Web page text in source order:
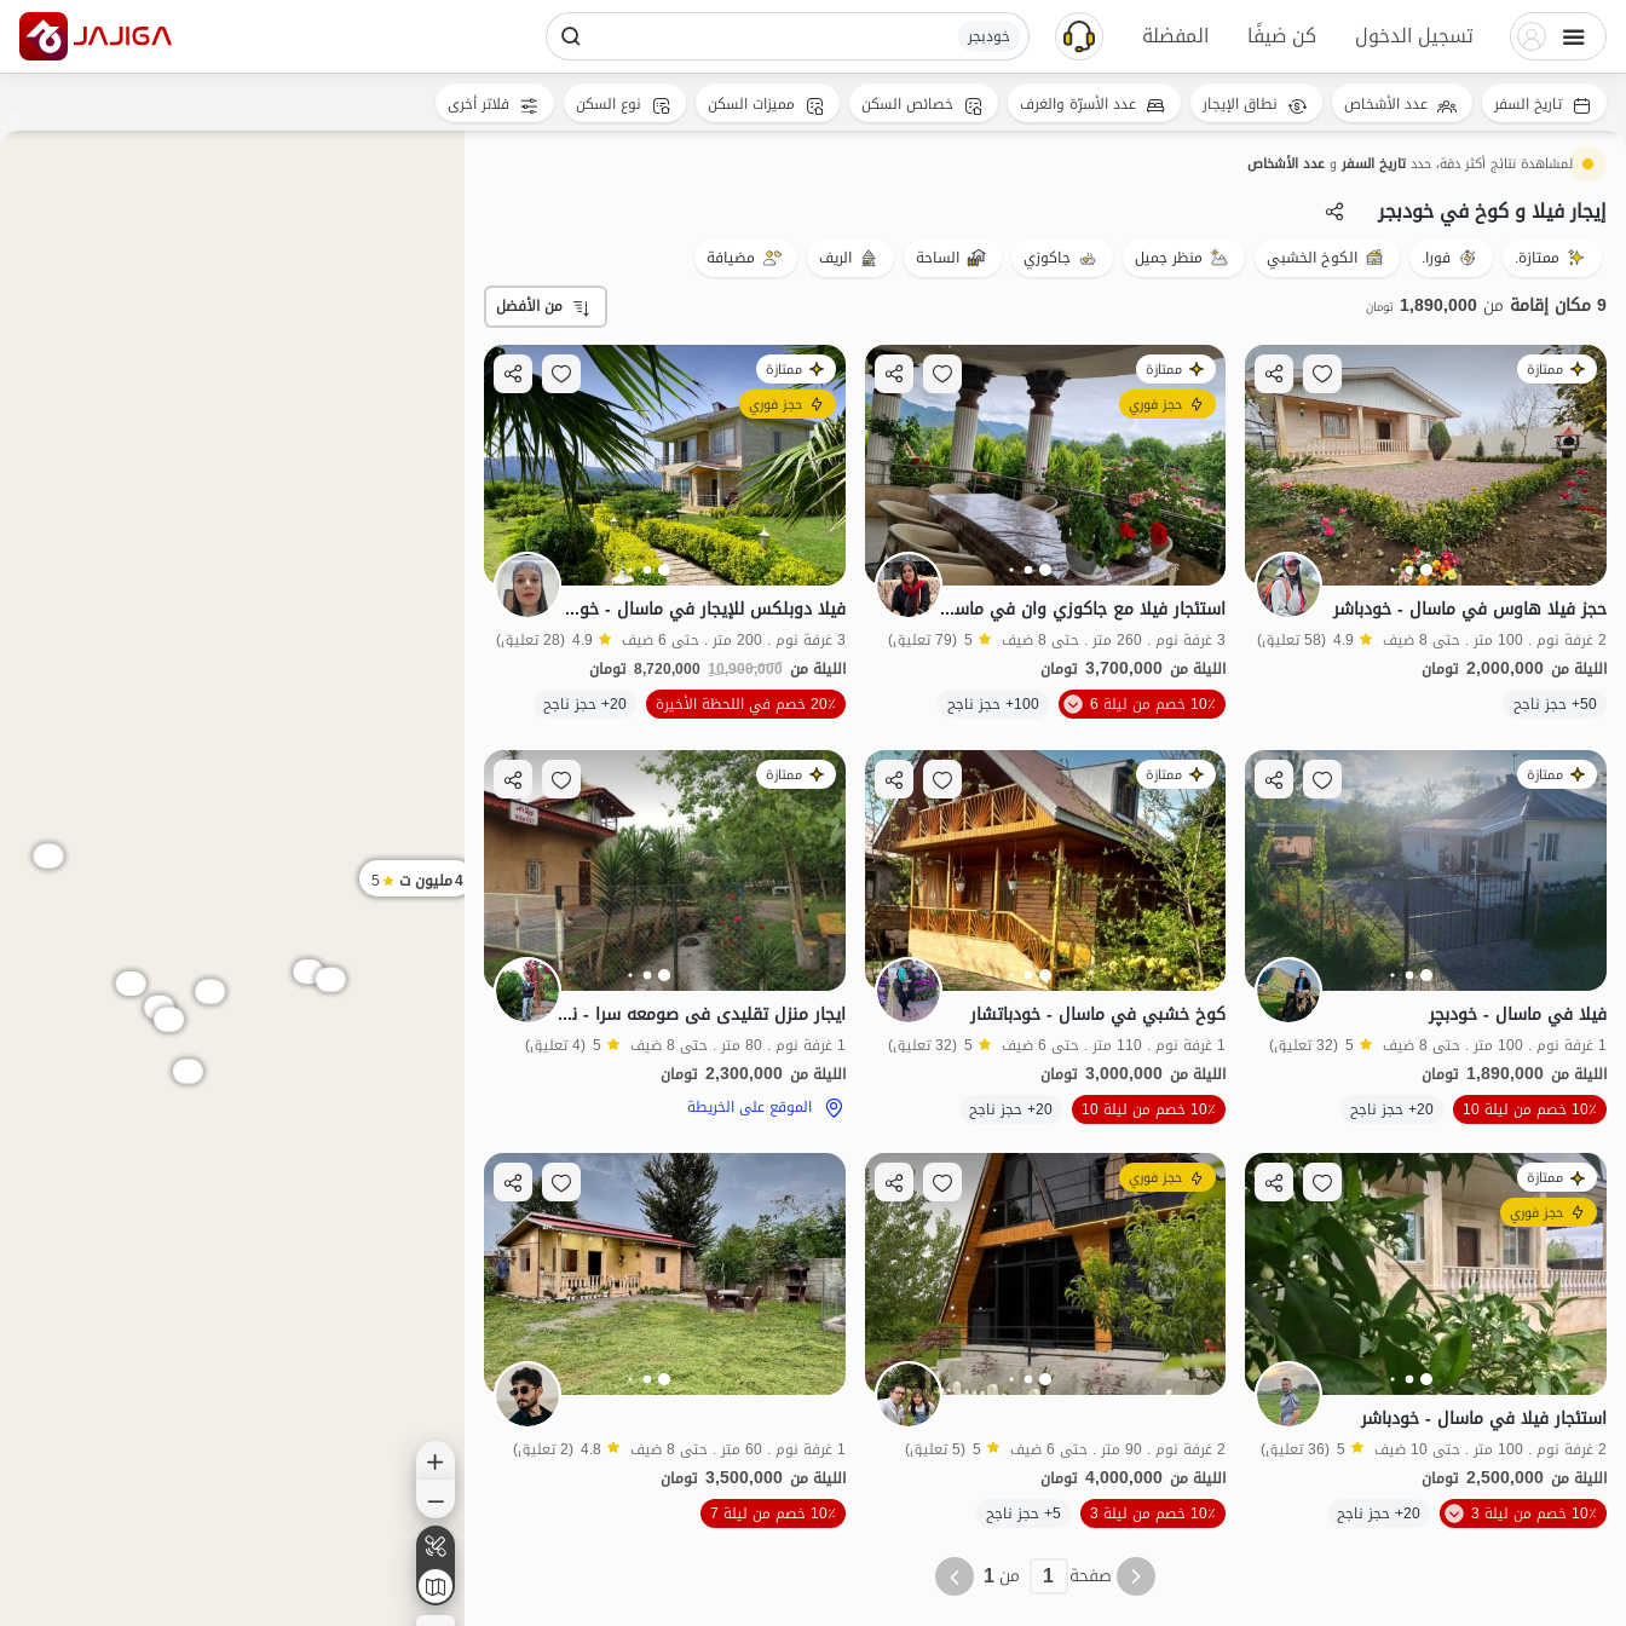
تسجيل الدخول كن ضيفًا المفضلة خودبجر
4مليون ت 5
لمشاهدة نتائج أكثر دقة، حددتاريخ السفروعدد الأشخاص
إيجار فيلا و كوخ في خودبجر
ممتازة. فورا. الكوخ الخشبي منظر جميل جاكوزي الساحة الريف مضيافة
9 مكان إقامة من 1,890,000 تومان من الأفضل
ممتازة
حجز فيلا هاوس في ماسال - خودباشر
2 غرفة نوم . 100 متر . حتى 8 ضيف 4.9 (58 تعليق)
الليلة من 2,000,000 تومان
50+ حجز ناجح
الموقع على الخريطة
ممتازة
حجز فوري
استئجار فيلا مع جاكوزي وان في ماسال - خودبشار
3 غرفة نوم . 260 متر . حتى 8 ضيف 5 (79 تعليق)
الليلة من 3,700,000 تومان
10٪ خصم من ليلة 6
100+ حجز ناجح منظر جميل
ممتازة
حجز فوري
فيلا دوبلكس للإيجار في ماسال - خودباشر
3 غرفة نوم . 200 متر . حتى 6 ضيف 4.9 (28 تعليق)
الليلة من 10,900,000
8,720,000 تومان
20٪ خصم في اللحظة الأخيرة
20+ حجز ناجح
ممتازة
فيلا في ماسال - خودبچر
1 غرفة نوم . 100 متر . حتى 8 ضيف 5 (32 تعليق)
الليلة من 1,890,000 تومان
10٪ خصم من ليلة 10
20+ حجز ناجح الموقع على الخريطة
ممتازة
كوخ خشبي في ماسال - خودباتشار
1 غرفة نوم . 110 متر . حتى 6 ضيف 5 (32 تعليق)
الليلة من 3,000,000 تومان
10٪ خصم من ليلة 10
20+ حجز ناجح الموقع على الخريطة
ممتازة
ایجار منزل تقلیدی فی صومعه سرا - نوکاشت
1 غرفة نوم . 80 متر . حتى 8 ضيف 5 (4 تعليق)
الليلة من 2,300,000 تومان
الموقع على الخريطة
ممتازة
حجز فوري
استئجار فيلا في ماسال - خودباشر
2 غرفة نوم . 100 متر . حتى 10 ضيف 5 (36 تعليق)
الليلة من 2,500,000 تومان
10٪ خصم من ليلة 3
20+ حجز ناجح الموقع على الخريطة
حجز فوري
2 غرفة نوم . 90 متر . حتى 6 ضيف 5 (5 تعليق)
الليلة من 4,000,000 تومان
10٪ خصم من ليلة 3
5+ حجز ناجح الموقع على الخريطة
1 غرفة نوم . 60 متر . حتى 8 ضيف 4.8 (2 تعليق)
الليلة من 3,500,000 تومان
10٪ خصم من ليلة 7
الموقع على الخريطة
صفحة 1 من1
تاريخ السفر عدد الأشخاص نطاق الإيجار عدد الأسرّة والغرف خصائص السكن مميزات السكن نوع السكن فلاتر أخرى